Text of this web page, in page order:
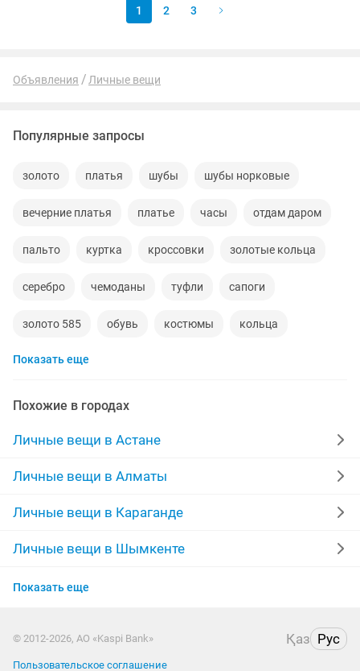
1 2 3
Объявления Личные вещи
Популярные запросы
золото платья шубы шубы норковые
вечерние платья платье часы отдам даром
пальто куртка кроссовки золотые кольца
серебро чемоданы туфли сапоги
золото 585 обувь костюмы кольца
норковые шубы новые
дубленки инвалидные коляски
дубленки мужские кожаные куртки
джинсы куртки мужские
золотые цепочки
Показать еще
Похожие в городах
Личные вещи в Астане
Личные вещи в Алматы
Личные вещи в Караганде
Личные вещи в Шымкенте
Личные вещи в Актобе
Личные вещи в Костанае
Показать еще
© 2012-2026, АО «Kaspi Bank» Қаз Рус
Пользовательское соглашение